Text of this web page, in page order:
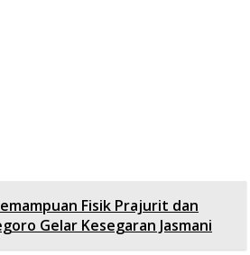
Fisik Prajurit dan
Gelar Kesegaran Jasmani